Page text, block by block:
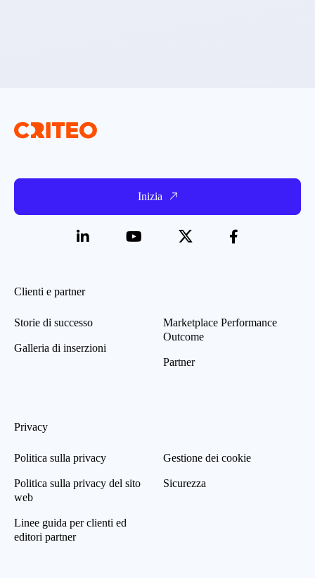
Inizia
Clienti e partner
Storie di successo
Galleria di inserzioni
Marketplace Performance
Outcome
Partner
Privacy
Politica sulla privacy
Politica sulla privacy del sito
web
Linee guida per clienti ed
editori partner
Gestione dei cookie
Sicurezza